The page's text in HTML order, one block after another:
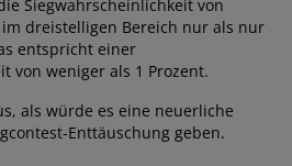
Siegwahrscheinlichkeit von
dreistelligen Bereich nur als nur
entspricht einer
von weniger als 1 Prozent.
als würde es eine neuerliche
Enttäuschung geben.